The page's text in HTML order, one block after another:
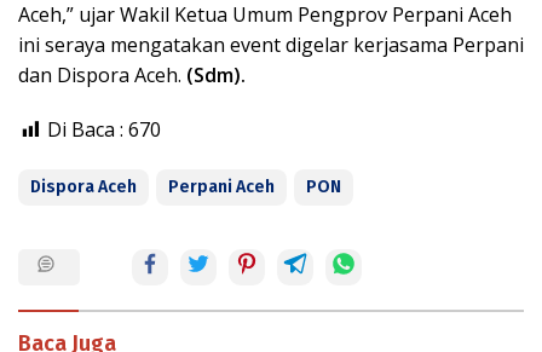
Aceh,” ujar Wakil Ketua Umum Pengprov Perpani Aceh
ini seraya mengatakan event digelar kerjasama Perpani
dan Dispora Aceh. (Sdm).
Di Baca : 670
Dispora Aceh Perpani Aceh PON
Baca Juga